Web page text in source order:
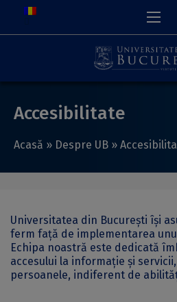
Accesibilitate
Acasă » Despre UB »
Universitatea din București își
ferm față de implementarea
Echipa noastră este dedicată
accesului la informație și
persoanele, indiferent de